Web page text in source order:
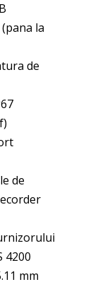
la
de
de
4200
mm